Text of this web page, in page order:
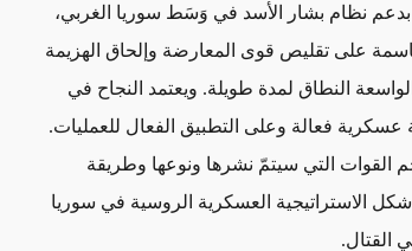
بدعم نظام بشار الأسد في وَسَط سوريا الغربي،
على تقليص قوى المعارضة وإلحاق الهزيمة
النطاق لمدة طويلة. ويعتمد النجاح في
عسكرية فعالة وعلى التطبيق الفعال للعمليات.
القوات التي سيتمّ نشرها ونوعها وطريقة
الاستراتيجية العسكرية الروسية في سوريا
القتال.